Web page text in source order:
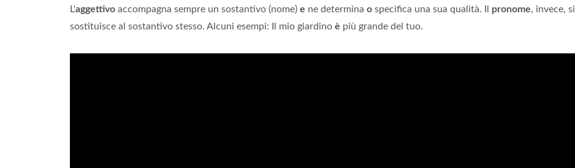
L'aggettivo accompagna sempre un sostantivo (nome) e ne determina o specifica una sua qualità. Il pronome, invece, si
sostituisce al sostantivo stesso. Alcuni esempi: Il mio giardino è più grande del tuo.